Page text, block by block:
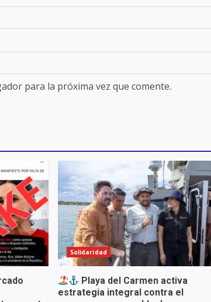
para la próxima vez que comente.
Solidaridad
Playa del Carmen activa
estrategia integral contra el